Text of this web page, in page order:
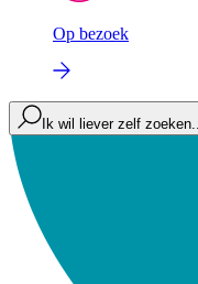
Op bezoek
Ik wil liever zelf zoeken...